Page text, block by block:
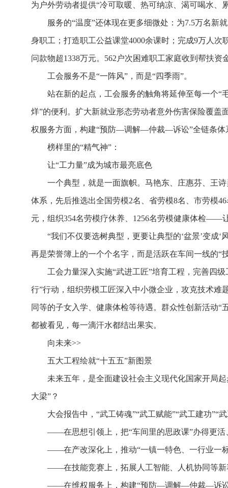
为户外劳动者提供“冷可取暖、热可纳凉、渴可喝水、
服务的“温度”还体现在更多细微处：为7.5万名新
身职工；打造职工公益课堂4000余课时；完成9万人次
问款物超1338万元。562户次困难职工家庭收到帮扶
工会服务不是“一阵风”，而是“四季雨”。
站在新的起点，工会服务的触角将延伸至每一个“
烊”的便利。扩大新就业形态劳动者意外伤害保险覆盖
权服务方面，构建“预防—调解—仲裁—诉讼”全链条体
榜样里的“精气神”：
让“工力量”成为城市最亮底色
一个典型，就是一面旗帜。马艳东、庄惠芬、王
体系，先后推选出全国劳模2名、省劳模8名、市劳模
元，组织354名劳模疗休养、1256名劳模健康体检——
“我们不仅要选树典型，更要让典型的‘盆景’变成
再是荣誉簿上的一个个名字，而是活跃在车间一线的
工会力量深入实施“武进工匠”培育工程，完善四
行”行动，组织劳模工匠深入中小微企业，攻克技术
同等的子女入学、健康体检等待遇。群众性创新活动
都被看见，每一滴汗水都结出果实。
向未来>>
五大工程绘就“十五五”新图景
未来五年，是全面建设社会主义现代化国家开局
大梁”？
大会报告中，“武工铸魂”“武工赋能”“武工建功”“
——在思想引领上，把“车间里的思政课”办得更
——在产改深化上，推动“一镇一特色、一行业一
——在技能竞赛上，拓展人工智能、人机协同等新
——在维权服务上，构建“预防—调解—仲裁—诉讼